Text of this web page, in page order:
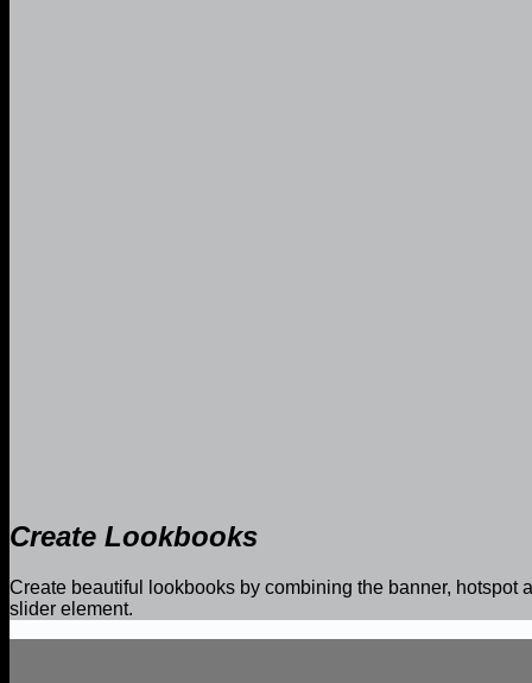
Create Lookbooks
Create beautiful lookbooks by combining the banner, hotspot
slider element.